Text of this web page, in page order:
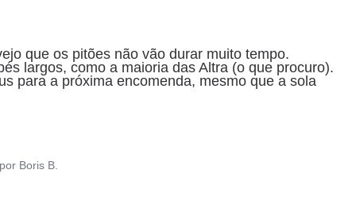
que os pitões não vão durar muito tempo.
largos, como a maioria das Altra (o que procuro).
para a próxima encomenda, mesmo que a sola
por Boris B.